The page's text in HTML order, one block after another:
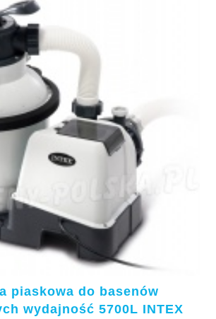
piaskowa do basenów
wydajność 5700L INTEX